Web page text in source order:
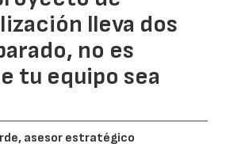
lleva dos
no es
tu equipo sea
asesor estratégico